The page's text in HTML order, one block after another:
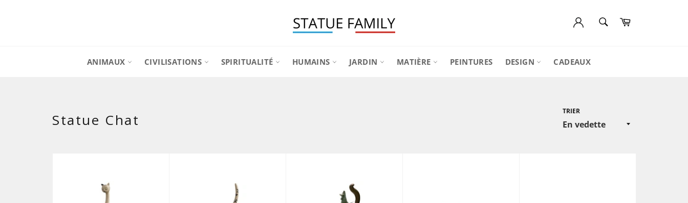
Panier
ANIMAUX CIVILISATIONS SPIRITUALITÉ HUMAINS JARDIN MATIÈRE PEINTURES DESIGN CADEAUX
Statue Chat TRIER